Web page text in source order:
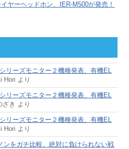
ヤーヘッドホン、IER-M500が発売！
リーズモニター２機種発表、有機EL
Hori より
リーズモニター２機種発表、有機EL
ざき より
リーズモニター２機種発表、有機EL
Hori より
ンをガチ比較、絶対に負けられない戦